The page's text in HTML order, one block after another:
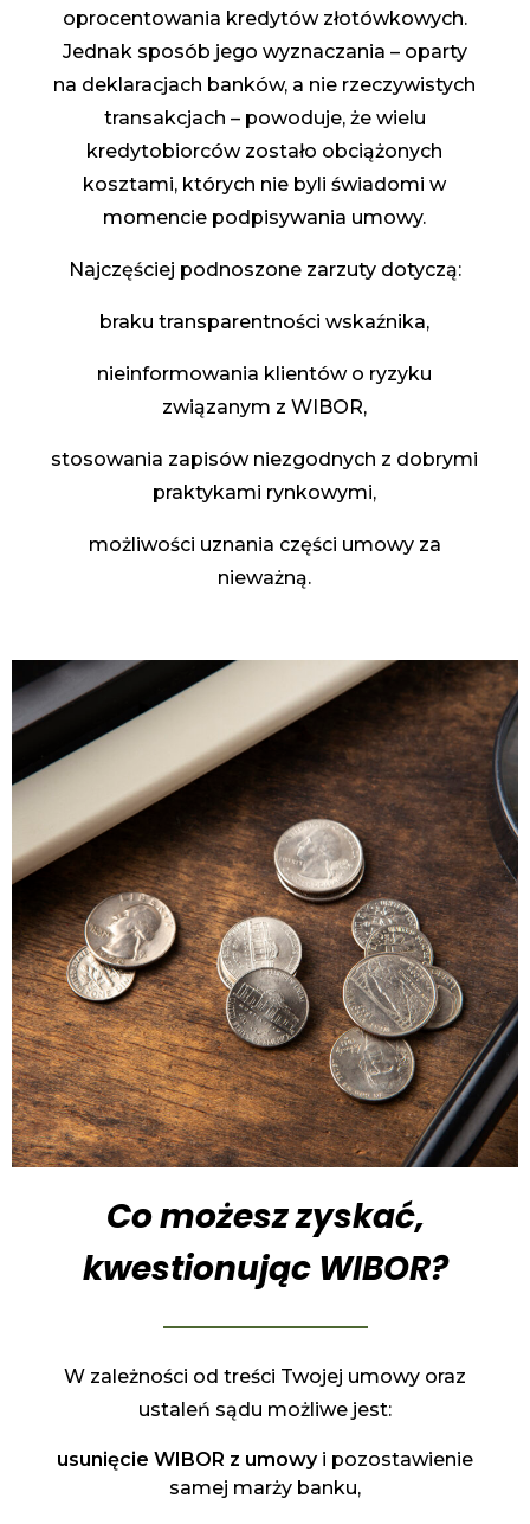
oprocentowania kredytów złotówkowych.
Jednak sposób jego wyznaczania – oparty
na deklaracjach banków, a nie rzeczywistych
transakcjach – powoduje, że wielu
kredytobiorców zostało obciążonych
kosztami, których nie byli świadomi w
momencie podpisywania umowy.
Najczęściej podnoszone zarzuty dotyczą:
braku transparentności wskaźnika,
nieinformowania klientów o ryzyku
związanym z WIBOR,
stosowania zapisów niezgodnych z dobrymi
praktykami rynkowymi,
możliwości uznania części umowy za
nieważną.
Co możesz zyskać,
kwestionując WIBOR?
W zależności od treści Twojej umowy oraz
ustaleń sądu możliwe jest:
usunięcie WIBOR z umowyi pozostawienie
samej marży banku,